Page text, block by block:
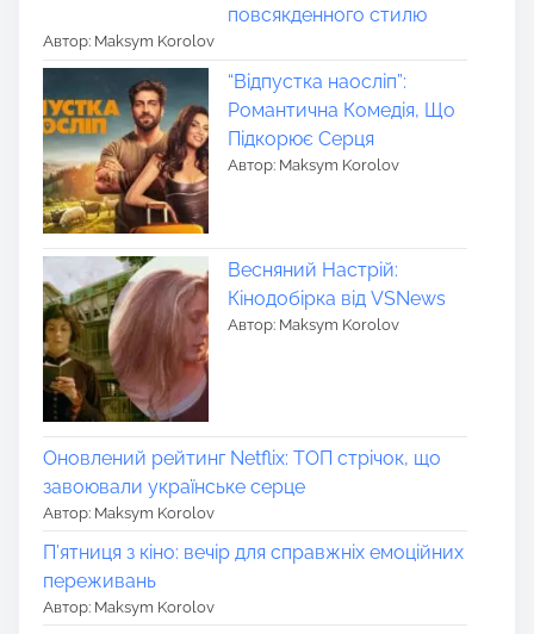
повсякденного стилю
Автор: Maksym Korolov
“Відпустка наосліп”:
Романтична Комедія, Що
Підкорює Серця
Автор: Maksym Korolov
Весняний Настрій:
Кінодобірка від VSNews
Автор: Maksym Korolov
Оновлений рейтинг Netflix: ТОП стрічок, що
завоювали українське серце
Автор: Maksym Korolov
П’ятниця з кіно: вечір для справжніх емоційних
переживань
Автор: Maksym Korolov